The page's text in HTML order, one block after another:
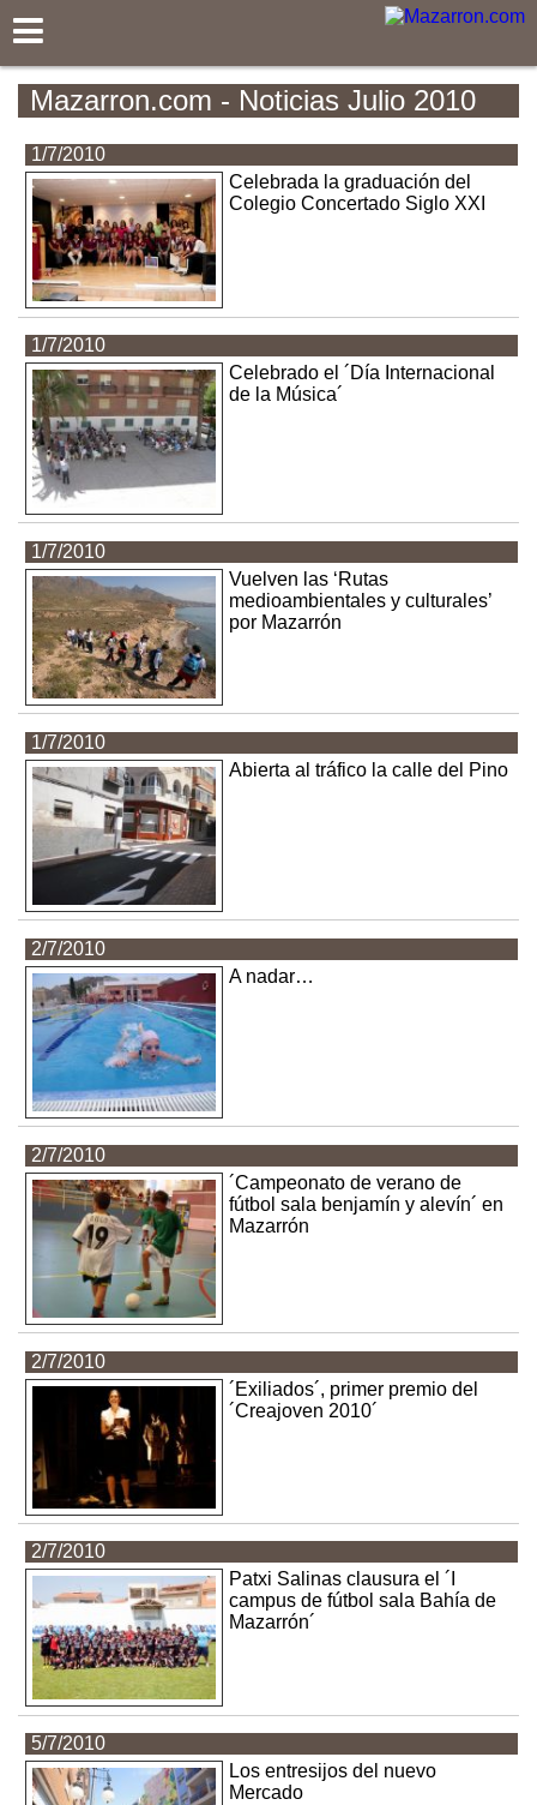
Mazarron.com - Noticias Julio 2010
1/7/2010
Celebrada la graduación del
Colegio Concertado Siglo XXI
1/7/2010
Celebrado el ´Día Internacional
de la Música´
1/7/2010
Vuelven las ‘Rutas
medioambientales y culturales’
por Mazarrón
1/7/2010
Abierta al tráfico la calle del Pino
2/7/2010
A nadar…
2/7/2010
´Campeonato de verano de
fútbol sala benjamín y alevín´ en
Mazarrón
2/7/2010
´Exiliados´, primer premio del
´Creajoven 2010´
2/7/2010
Patxi Salinas clausura el ´I
campus de fútbol sala Bahía de
Mazarrón´
5/7/2010
Los entresijos del nuevo
Mercado